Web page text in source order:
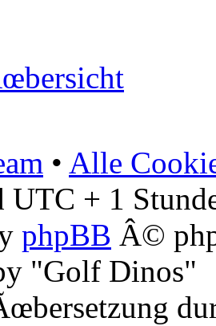
• Alle
UTC + 1
phpBB Â©
"Golf Dinos"